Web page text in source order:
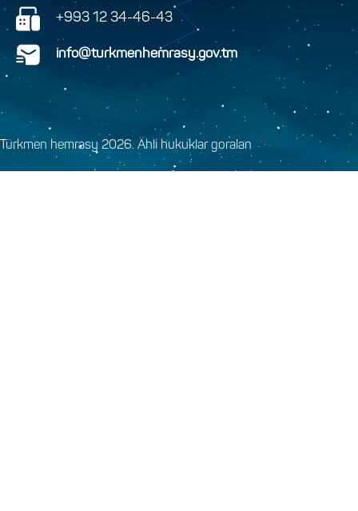
+993 12 34-46-43
info@turkmenhemrasy.gov.tm
Türkmen hemrasy 2026. Ähli hukuklar goralan